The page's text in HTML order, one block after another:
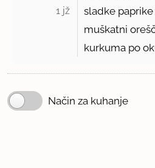
1 jž
sladke paprike
muškatni
kurkuma po
Način za kuhanje